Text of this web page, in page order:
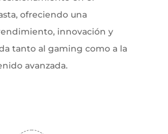
ofreciendo una
innovación y
tanto al gaming como a la
avanzada.